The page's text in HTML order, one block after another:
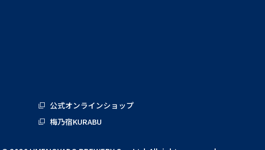
公式オンラインショップ
梅乃宿KURABU